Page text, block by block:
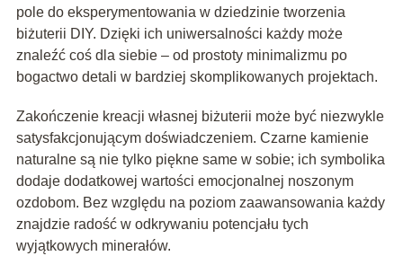
pole do eksperymentowania w dziedzinie tworzenia
biżuterii DIY. Dzięki ich uniwersalności każdy może
znaleźć coś dla siebie – od prostoty minimalizmu po
bogactwo detali w bardziej skomplikowanych projektach.
Zakończenie kreacji własnej biżuterii może być niezwykle
satysfakcjonującym doświadczeniem. Czarne kamienie
naturalne są nie tylko piękne same w sobie; ich symbolika
dodaje dodatkowej wartości emocjonalnej noszonym
ozdobom. Bez względu na poziom zaawansowania każdy
znajdzie radość w odkrywaniu potencjału tych
wyjątkowych minerałów.